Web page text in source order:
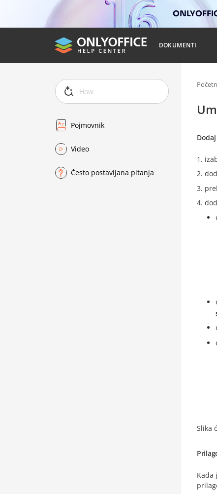
DOKUMENTI
Pojmovnik
Video
Često postavljana pitanja
Slika
Kada